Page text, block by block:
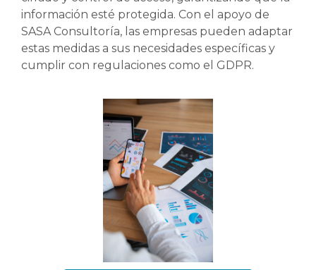
información esté protegida. Con el apoyo de
SASA Consultoría, las empresas pueden adaptar
estas medidas a sus necesidades específicas y
cumplir con regulaciones como el GDPR.